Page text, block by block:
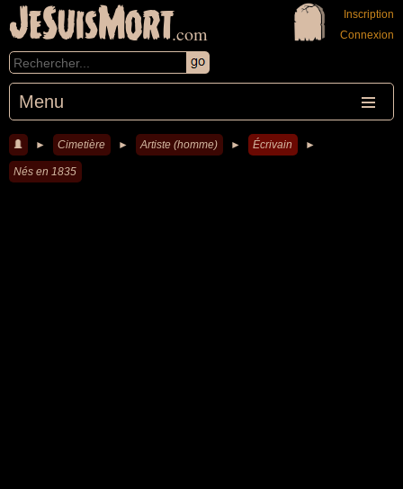
JeSuisMort.com
Menu
Inscription
Connexion
► Cimetière ► Artiste (homme) ► Écrivain ►
Nés en 1835